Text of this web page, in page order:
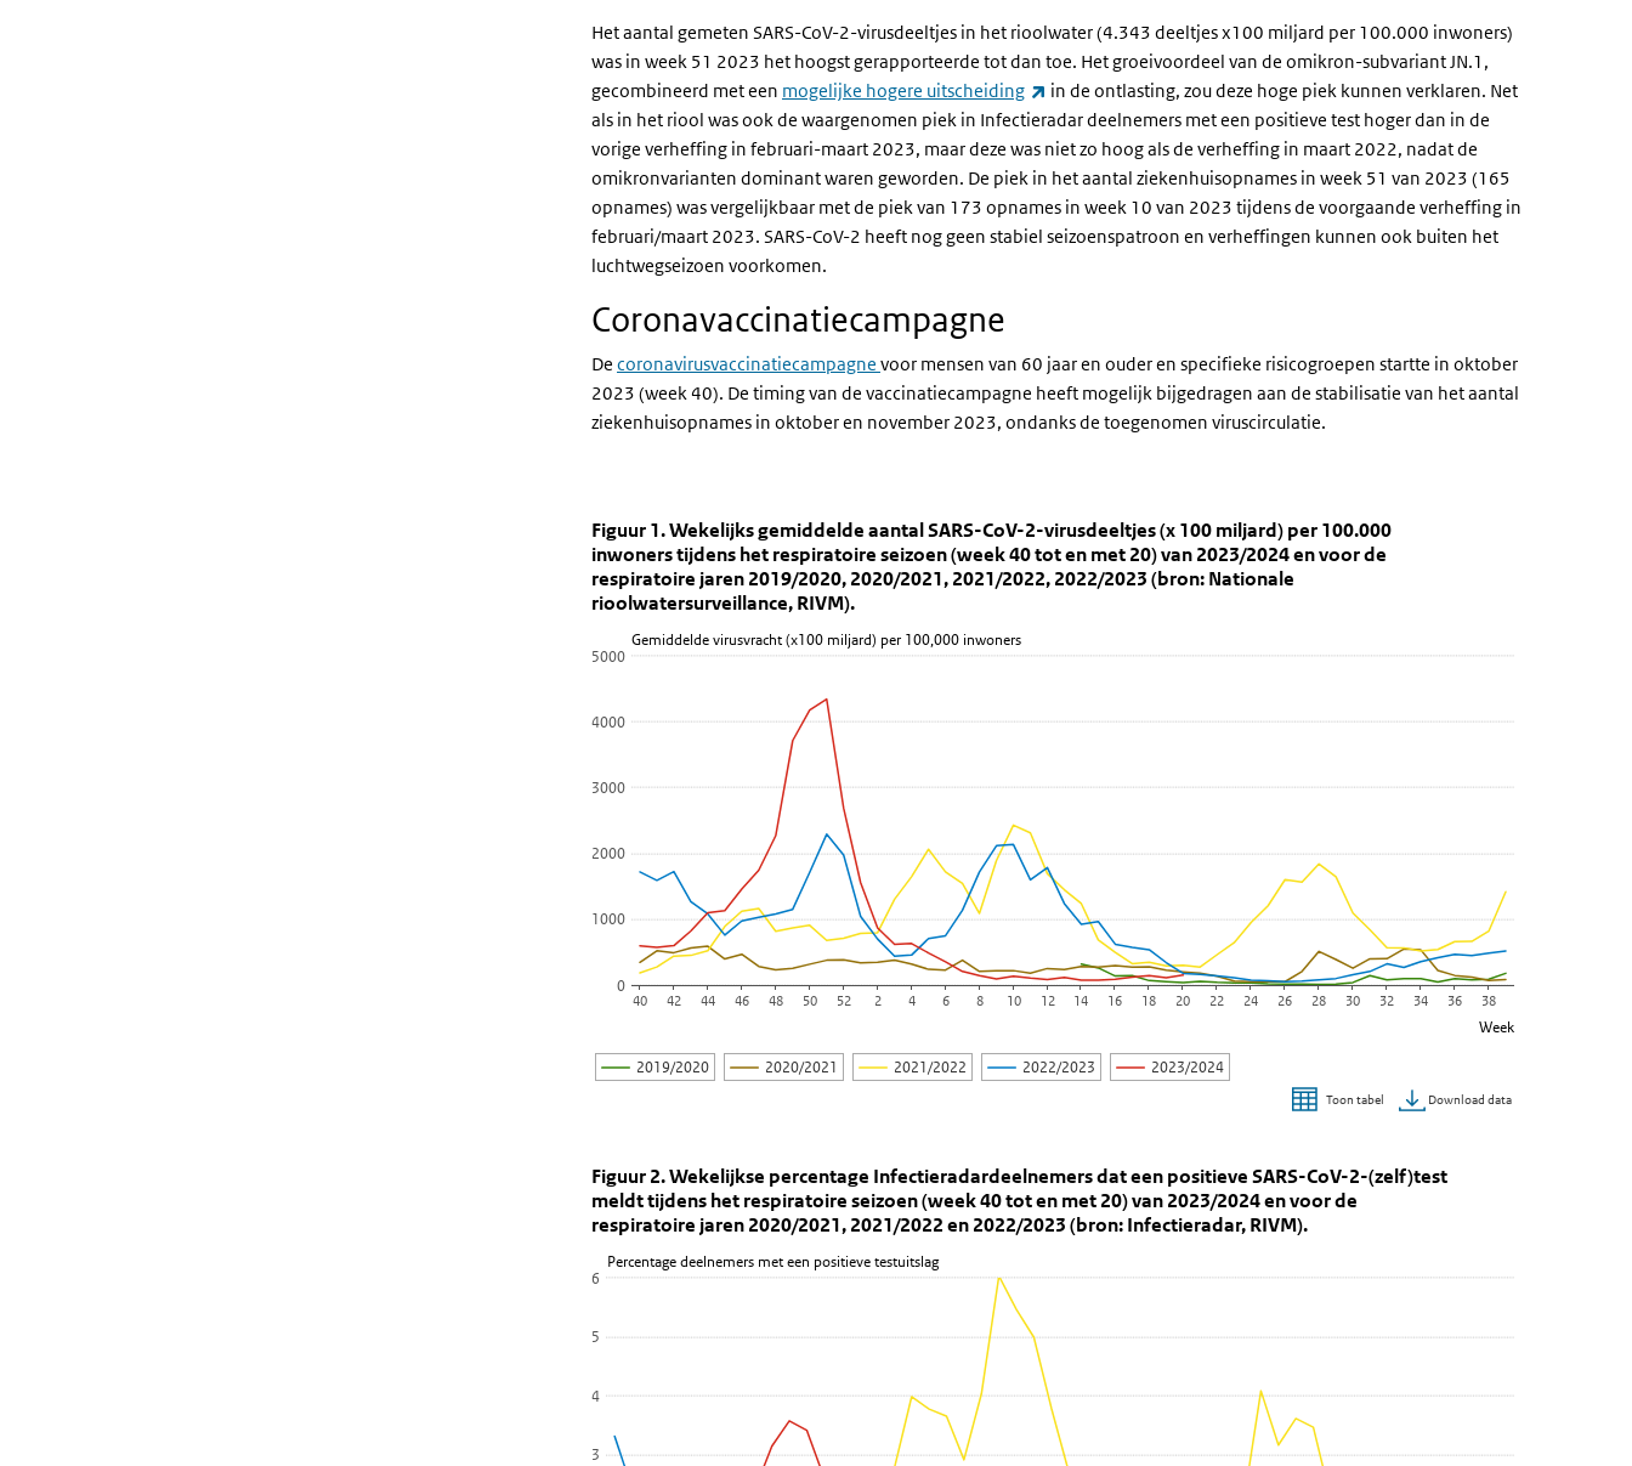
Het aantal gemeten SARS-CoV-2-virusdeeltjes in het rioolwater (4.343 deeltjes x100 miljard per 100.000 inwoners)
was in week 51 2023 het hoogst gerapporteerde tot dan toe. Het groeivoordeel van de omikron-subvariant JN.1,
gecombineerd met een mogelijke hogere uitscheiding (externe link)
in de ontlasting, zou deze hoge piek kunnen verklaren. Net
als in het riool was ook de waargenomen piek in Infectieradar deelnemers met een positieve test hoger dan in de
vorige verheffing in februari-maart 2023, maar deze was niet zo hoog als de verheffing in maart 2022, nadat de
omikronvarianten dominant waren geworden. De piek in het aantal ziekenhuisopnames in week 51 van 2023 (165
opnames) was vergelijkbaar met de piek van 173 opnames in week 10 van 2023 tijdens de voorgaande verheffing in
februari/maart 2023. SARS-CoV-2 heeft nog geen stabiel seizoenspatroon en verheffingen kunnen ook buiten het
luchtwegseizoen voorkomen.
Coronavaccinatiecampagne
De coronavirusvaccinatiecampagne voor mensen van 60 jaar en ouder en specifieke risicogroepen startte in oktober
2023 (week 40). De timing van de vaccinatiecampagne heeft mogelijk bijgedragen aan de stabilisatie van het aantal
ziekenhuisopnames in oktober en november 2023, ondanks de toegenomen viruscirculatie.
Fig 1 Rioolwater
Sla de grafiek 'Figuur 1. Wekelijks gemiddelde aantal SARS-CoV-2-virusdeeltjes (x 100 miljard) per 100.000 inwoners tijdens
Figuur 1. Wekelijks gemiddelde aantal SARS-CoV-2-virusdeeltjes (x 100
Lijn grafiek met 5 lijnen.
Bekijk als data tabel.
De grafiek heeft 1 X-as die Week weergeeft.
De grafiek heeft 1 Y-as die Gemiddelde virusvracht (x100 miljard) per 100,000 inwoners weergeeft.
Gemiddelde virusvracht (x100 miljard) per 100,000 inwoners
Week
Figuur 1. Wekelijks gemiddelde aantal SARS-CoV-2-virusdeeltjes (x 100 miljard) per 100.000
inwoners tijdens het respiratoire seizoen (week 40 tot en met 20) van 2023/2024 en voor de
respiratoire jaren 2019/2020, 2020/2021, 2021/2022, 2022/2023 (bron: Nationale
rioolwatersurveillance, RIVM).
2019/2020 2020/2021 2021/2022 2022/2023 2023/2024
0
1000
2000
3000
4000
5000
40 42 44 46 48 50 52 2 4 6 8 10 12 14 16 18 20 22 24 26 28 30 32 34 36 38
Toon tabel Download data
Fig 2 cov pos IR
Sla de grafiek 'Figuur 2. Wekelijkse percentage Infectieradardeelnemers dat een positieve SARS-CoV-2-(zelf)test meldt tijdens
Figuur 2. Wekelijkse percentage Infectieradardeelnemers dat een positieve
Lijn grafiek met 4 lijnen.
De grafiek heeft 1 X-as die Week weergeeft.
De grafiek heeft 1 Y-as die Percentage deelnemers met een positieve testuitslag weergeeft.
Percentage deelnemers met een positieve testuitslag
Figuur 2. Wekelijkse percentage Infectieradardeelnemers dat een positieve SARS-CoV-2-(zelf)test
meldt tijdens het respiratoire seizoen (week 40 tot en met 20) van 2023/2024 en voor de
respiratoire jaren 2020/2021, 2021/2022 en 2022/2023 (bron: Infectieradar, RIVM).
3
4
5
6